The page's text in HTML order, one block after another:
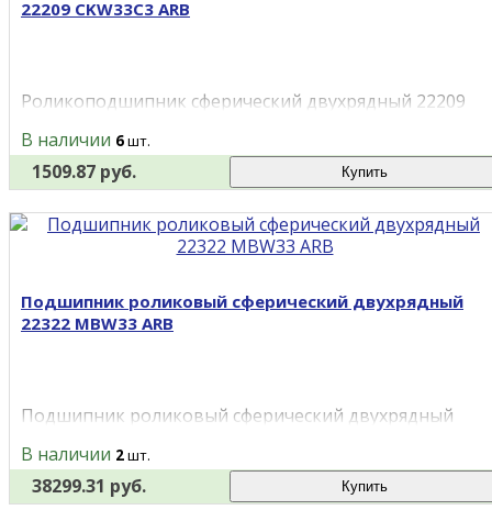
22209 CKW33C3 ARB
Роликоподшипник сферический двухрядный 22209
(вес)&n..
В наличии 6шт.
1509.87 руб. Купить
Подшипник роликовый сферический двухрядный
22322 MBW33 ARB
Подшипник роликовый сферический двухрядный
массой (ве..
В наличии 2шт.
38299.31 руб. Купить